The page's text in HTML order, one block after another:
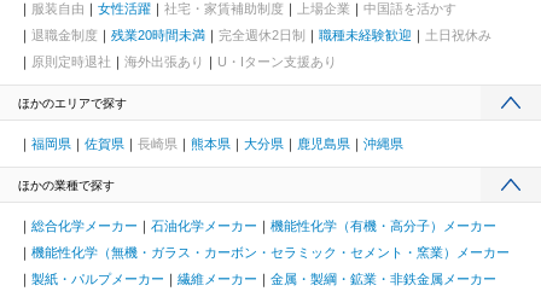
服装自由
女性活躍 社宅・家賃補助制度 上場企業
中国語を活かす
退職金制度
残業20時間未満 完全週休2日制 職種未経験歓迎
土日祝休み
原則定時退社
海外出張あり U・Iターン支援あり
ほかのエリアで探す
福岡県 佐賀県 長崎県 熊本県 大分県 鹿児島県 沖縄県
ほかの業種で探す
総合化学メーカー 石油化学メーカー
機能性化学（有機・高分子）メーカー
機能性化学（無機・ガラス・カーボン・セラミック・セメント・窯業）メーカー
製紙・パルプメーカー
繊維メーカー
金属・製綱・鉱業・非鉄金属メーカー